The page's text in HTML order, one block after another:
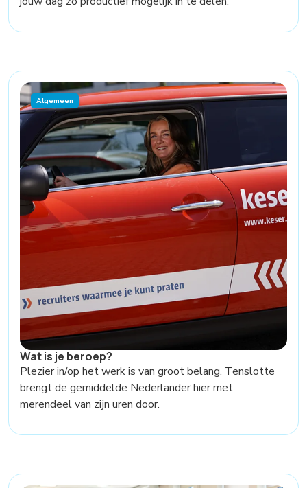
Algemeen
Wat is je beroep?
Plezier in/op het werk is van groot belang. Tenslotte
brengt de gemiddelde Nederlander hier met
merendeel van zijn uren door.